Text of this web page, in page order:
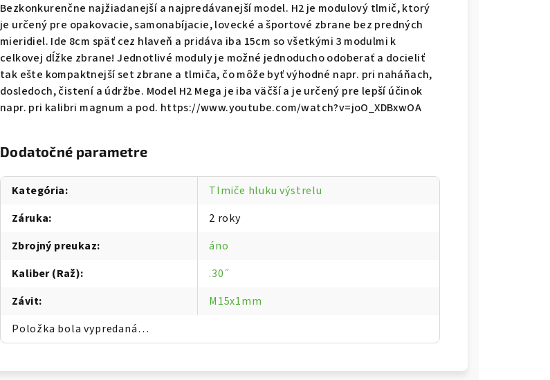
Bezkonkurenčne najžiadanejší a najpredávanejší model. H2 je modulový tlmič, ktorý
je určený pre opakovacie, samonabíjacie, lovecké a športové zbrane bez predných
mieridiel. Ide 8cm späť cez hlaveň a pridáva iba 15cm so všetkými 3 modulmi k
celkovej dĺžke zbrane! Jednotlivé moduly je možné jednoducho odoberať a docieliť
tak ešte kompaktnejší set zbrane a tlmiča, čo môže byť výhodné napr. pri naháňach,
dosledoch, čistení a údržbe. Model H2 Mega je iba väčší a je určený pre lepší účinok
napr. pri kalibri magnum a pod. https://www.youtube.com/watch?v=joO_XDBxwOA
Dodatočné parametre
Kategória:
Tlmiče hluku výstrelu
Záruka:
2 roky
Zbrojný preukaz:
áno
Kaliber (Raž):
.30˝
Závit:
M15x1mm
Položka bola vypredaná…